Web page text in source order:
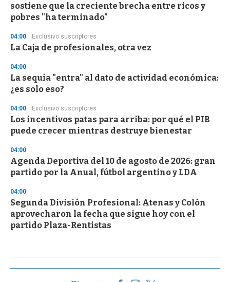
sostiene que la creciente brecha entre ricos y
pobres "ha terminado"
04:00 Exclusivo suscriptores
La Caja de profesionales, otra vez
04:00
La sequía "entra" al dato de actividad económica:
¿es solo eso?
04:00 Exclusivo suscriptores
Los incentivos patas para arriba: por qué el PIB
puede crecer mientras destruye bienestar
04:00
Agenda Deportiva del 10 de agosto de 2026: gran
partido por la Anual, fútbol argentino y LDA
04:00
Segunda División Profesional: Atenas y Colón
aprovecharon la fecha que sigue hoy con el
partido Plaza-Rentistas